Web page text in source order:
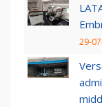
29-